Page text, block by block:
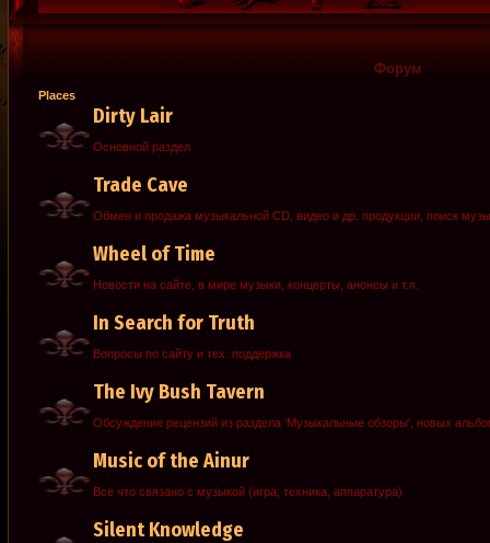
Форум
Places
Dirty Lair
Основной раздел
Trade Cave
Обмен и продажа музыкальной CD, видео и др. продукции, поиск
Wheel of Time
Новости на сайте, в мире музыки, концерты, анонсы и т.п.
In Search for Truth
Вопросы по сайту и тех. поддержка
The Ivy Bush Tavern
Обсуждение рецензий из раздела 'Музыкальные обзоры', новых
Music of the Ainur
Все что связано с музыкой (игра, техника, аппаратура)
Silent Knowledge